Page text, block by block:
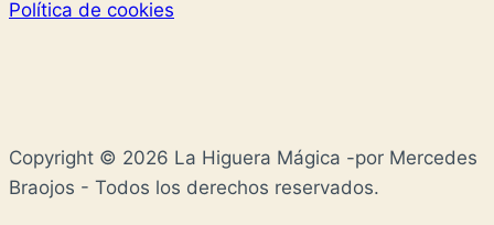
Política de cookies
Copyright © 2026 La Higuera Mágica -por Mercedes
Braojos - Todos los derechos reservados.